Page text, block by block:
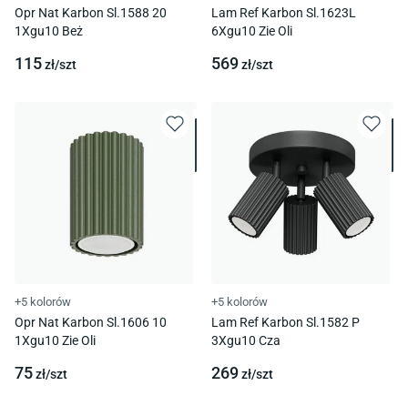
Opr Nat Karbon Sl.1588 20
1Xgu10 Beż
115zł/szt
Lam Ref Karbon Sl.1623L
6Xgu10 Zie Oli
569zł/szt
+5 kolorów
Opr Nat Karbon Sl.1606 10
1Xgu10 Zie Oli
75zł/szt
+5 kolorów
Lam Ref Karbon Sl.1582 P
3Xgu10 Cza
269zł/szt